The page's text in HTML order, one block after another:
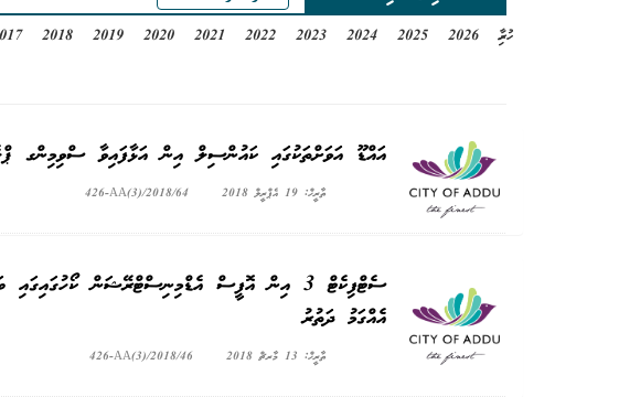
ހުރިހާ 2026
2025
2024
2023
2022
2021
2020
2019
2018
އައްޑޫ އަވަށްތަކުގައި ކައުންސިލް އިން އަޅާފައިވާ ސްވިމިންގ
ތާރީޚް: 19 އެޕްރީލް 2018 426-AA(3)/2018/64
އެއްގަމު ދަތުރު
ތާރީޚް: 13 މާރޗް 2018 426-AA(3)/2018/46